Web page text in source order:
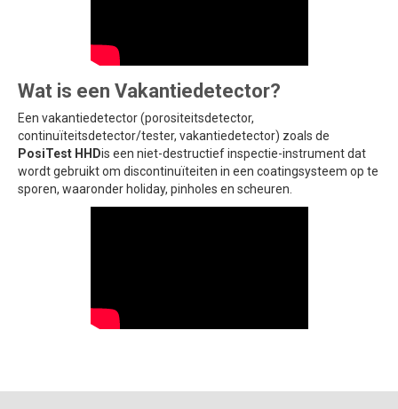
Wat is een Vakantiedetector?
Een vakantiedetector (porositeitsdetector,
continuïteitsdetector/tester, vakantiedetector) zoals de
PosiTest HHDis een niet-destructief inspectie-instrument dat
wordt gebruikt om discontinuïteiten in een coatingsysteem op te
sporen, waaronder holiday, pinholes en scheuren.